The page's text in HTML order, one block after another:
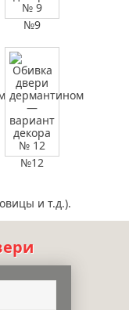
№9
№12
и т.д.).